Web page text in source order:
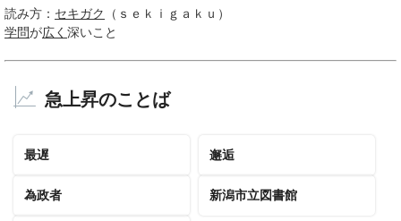
読み方： セキガク
（ｓｅｋｉｇａｋｕ）
学問が広く 深いこと
急上昇のことば
最遅 邂逅
為政者 新潟市立図書館